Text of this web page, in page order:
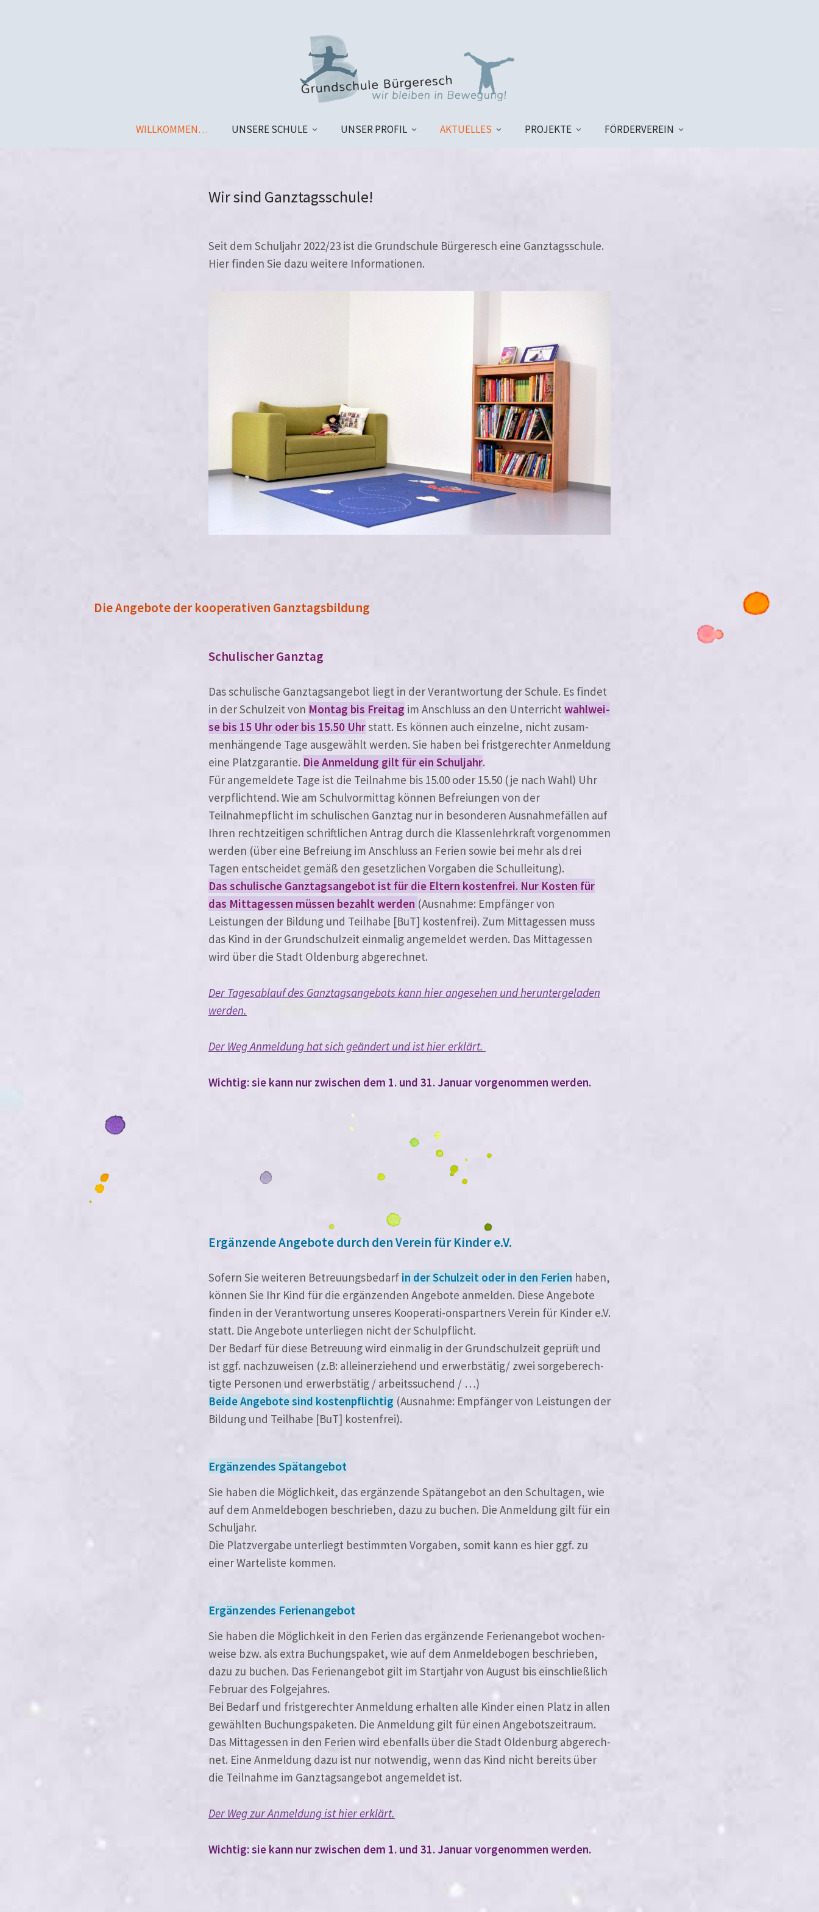
WILLKOMMEN… UNSERE SCHULE UNSER PROFIL AKTUELLES PROJEKTE FÖRDERVEREIN
Wir sind Ganztagsschule!
Seit dem Schuljahr 2022/23 ist die Grundschule Bürgeresch eine Ganztagsschule.
Hier fin­den Sie dazu wei­te­re Informationen.
Die Angebote der kooperativen Ganztagsbildung
Schulischer Ganztag
Das schu­li­sche Ganztagsangebot liegt in der Verantwortung der Schule. Es fin­det
in der Schulzeit von Montag bis Freitag im Anschluss an den Unterricht wahl­wei­
se bis 15 Uhr oder bis 15.50 Uhrstatt. Es kön­nen auch ein­zel­ne, nicht zusam­
men­hän­gen­de Tage aus­ge­wählt wer­den. Sie haben bei frist­ge­rech­ter Anmeldung
eine Platzgarantie. Die Anmeldung gilt für ein Schuljahr.
Für ange­mel­de­te Tage ist die Teilnahme bis 15.00 oder 15.50 (je nach Wahl) Uhr
ver­pflich­tend. Wie am Schulvormittag kön­nen Befreiungen von der
Teilnahmepflicht im schu­li­schen Ganztag nur in beson­de­ren Ausnahmefällen auf
Ihren recht­zei­ti­gen schrift­li­chen Antrag durch die Klassenlehrkraft vor­ge­nom­men
wer­den (über eine Befreiung im Anschluss an Ferien sowie bei mehr als drei
Tagen ent­schei­det gemäß den gesetz­li­chen Vorgaben die Schulleitung).
Das schu­li­sche Ganztagsangebot ist für die Eltern kos­ten­frei. Nur Kosten für
das Mittagessen müs­sen bezahlt wer­den (Ausnahme: Empfänger von
Leistungen der Bildung und Teilhabe [BuT] kos­ten­frei). Zum Mittagessen muss
das Kind in der Grundschulzeit ein­ma­lig ange­mel­det wer­den. Das Mittagessen
wird über die Stadt Oldenburg abgerechnet.
Der Tagesablauf des Ganztagsangebots kann hier ange­se­hen und her­un­ter­ge­la­den
werden.
Der Weg Anmeldung hat sich geän­dert und ist hier erklärt.
Wichtig: sie kann nur zwi­schen dem 1. und 31. Januar vor­ge­nom­men werden.
Ergänzende Angebote durch den Verein für Kinder e.V.
Sofern Sie wei­te­ren Betreuungsbedarf in der Schulzeit oder in den Ferien haben,
kön­nen Sie Ihr Kind für die ergän­zen­den Angebote anmel­den. Diese Angebote
fin­den in der Verantwortung unse­res Kooperati-onspartners Verein für Kinder e.V.
statt. Die Angebote unter­lie­gen nicht der Schulpflicht.
Der Bedarf für die­se Betreuung wird ein­ma­lig in der Grundschulzeit geprüft und
ist ggf. nach­zu­wei­sen (z.B: allein­er­zie­hend und erwerbstätig/ zwei sor­ge­be­rech­
tig­te Personen und erwerbs­tä­tig / arbeits­su­chend / …)
Beide Angebote sind kos­ten­pflich­tig (Ausnahme: Empfänger von Leistungen der
Bildung und Teilhabe [BuT] kostenfrei).
Ergänzendes Spätangebot
Sie haben die Möglichkeit, das ergän­zen­de Spätangebot an den Schultagen, wie
auf dem Anmeldebogen beschrie­ben, dazu zu buchen. Die Anmeldung gilt für ein
Schuljahr.
Die Platzvergabe unter­liegt bestimm­ten Vorgaben, somit kann es hier ggf. zu
einer Warteliste kommen.
Ergänzendes Ferienangebot
Sie haben die Möglichkeit in den Ferien das ergän­zen­de Ferienangebot wochen­
wei­se bzw. als extra Buchungspaket, wie auf dem Anmeldebogen beschrie­ben,
dazu zu buchen. Das Ferienangebot gilt im Startjahr von August bis ein­schließ­lich
Februar des Folgejahres.
Bei Bedarf und frist­ge­rech­ter Anmeldung erhal­ten alle Kinder einen Platz in allen
gewähl­ten Buchungspaketen. Die Anmeldung gilt für einen Angebotszeitraum.
Das Mittagessen in den Ferien wird eben­falls über die Stadt Oldenburg abge­rech­
net. Eine Anmeldung dazu ist nur not­wen­dig, wenn das Kind nicht bereits über
die Teilnahme im Ganztagsangebot ange­mel­det ist.
Der Weg zur Anmeldung ist hier erklärt.
Wichtig: sie kann nur zwi­schen dem 1. und 31. Januar vor­ge­nom­men werden.